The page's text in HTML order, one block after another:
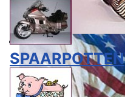
SPAARPOTTEN